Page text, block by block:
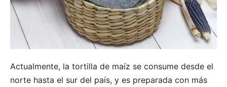
Actualmente, la tortilla de maíz se consume desde el
norte hasta el sur del país, y es preparada con más